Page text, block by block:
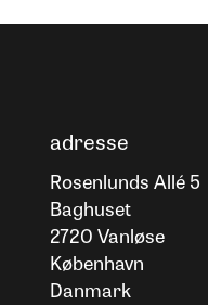
adresse
Rosenlunds Allé 5
Baghuset
2720 Vanløse
København
Danmark